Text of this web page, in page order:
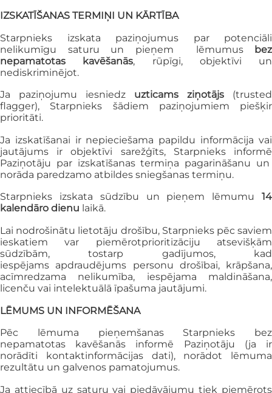
IZSKATĪŠANAS TERMIŅI UN KĀRTĪBA
Starpnieks izskata paziņojumus par potenciāli
nelikumīgu saturu un pieņem lēmumus bez
nepamatotas kavēšanās, rūpīgi, objektīvi un
nediskriminējot.
Ja paziņojumu iesniedz uzticams ziņotājs (trusted
flagger), Starpnieks šādiem paziņojumiem piešķir
prioritāti.
Ja izskatīšanai ir nepieciešama papildu informācija vai
jautājums ir objektīvi sarežģīts, Starpnieks informē
Paziņotāju par izskatīšanas termiņa pagarināšanu un
norāda paredzamo atbildes sniegšanas termiņu.
Starpnieks izskata sūdzību un pieņem lēmumu 14
kalendāro dienu laikā.
Lai nodrošinātu lietotāju drošību, Starpnieks pēc saviem
ieskatiem var piemērotprioritizāciju atsevišķām
sūdzībām, tostarp gadījumos, kad
iespējams apdraudējums personu drošībai, krāpšana,
acīmredzama nelikumība, iespējama maldināšana,
licenču vai intelektuālā īpašuma jautājumi.
LĒMUMS UN INFORMĒŠANA
Pēc lēmuma pieņemšanas Starpnieks bez
nepamatotas kavēšanās informē Paziņotāju (ja ir
norādīti kontaktinformācijas dati), norādot lēmuma
rezultātu un galvenos pamatojumus.
Ja attiecībā uz saturu vai piedāvājumu tiek piemērots